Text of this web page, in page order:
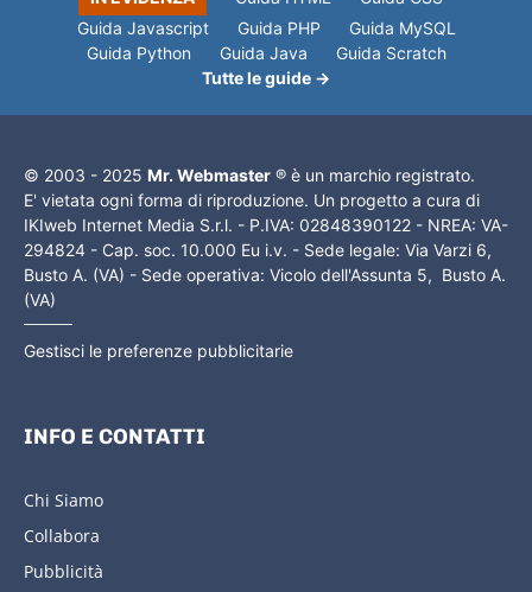
Guida Javascript
Guida PHP
Guida MySQL
Guida Python
Guida Java
Guida Scratch
Tutte le guide →
© 2003 - 2025 Mr. Webmaster ® è un marchio registrato.
E' vietata ogni forma di riproduzione. Un progetto a cura di
IKIweb Internet Media S.r.l. - P.IVA: 02848390122 - NREA: VA-
294824 - Cap. soc. 10.000 Eu i.v. - Sede legale: Via Varzi 6,
Busto A. (VA) - Sede operativa: Vicolo dell'Assunta 5, Busto A.
(VA)
Gestisci le preferenze pubblicitarie
INFO E CONTATTI
Chi Siamo
Collabora
Pubblicità